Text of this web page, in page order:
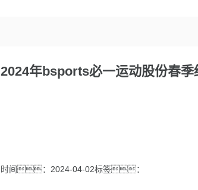
2024年bsports必一运动股份春季
时间：2024-04-02标签：